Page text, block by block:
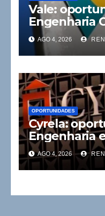
Vale:
Engenharia
AGO 4, 2026
OPORTUNIDADES
Cyrela:
Engenharia
AGO 4, 2026